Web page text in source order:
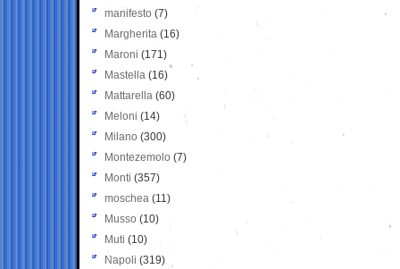
manifesto (7)
Margherita (16)
Maroni (171)
Mastella (16)
Mattarella (60)
Meloni (14)
Milano (300)
Montezemolo (7)
Monti (357)
moschea (11)
Musso (10)
Muti (10)
Napoli (319)